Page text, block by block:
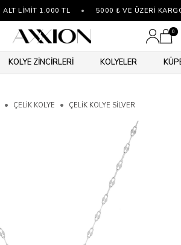
ALT LİMİT 1.000 TL 5000 ₺ VE ÜZERİ KARGO
0
KOLYE ZİNCİRLERİ KOLYELER
ÇELIK KOLYE ÇELIK KOLYE SILVER